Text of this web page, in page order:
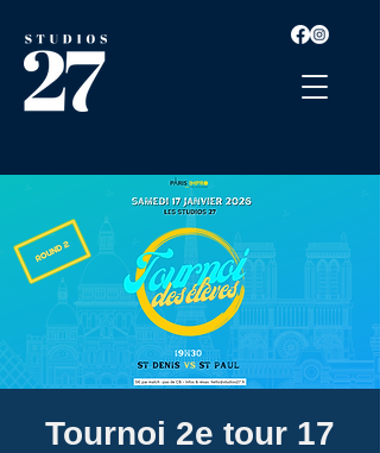
Tournoi 2e tour 17